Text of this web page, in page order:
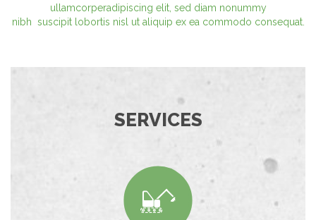
ullamcorperadipiscing elit, sed diam nonummy
nibh suscipit lobortis nisl ut aliquip ex ea commodo consequat.
SERVICES
